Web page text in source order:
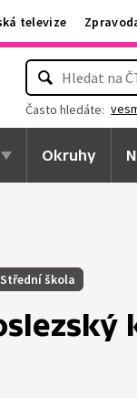
televize
Často hledáte:
Okruhy
Střední škola